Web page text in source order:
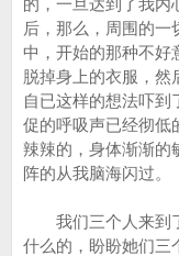
的，一旦达到了我内
后，那么，周围的
中，开始的那种不好
脱掉身上的衣服，然
自已这样的想法吓到
促的呼吸声已经彻低
辣辣的，身体渐渐的
阵的从我脑海闪过。
我们三个人来到了
什么的，盼盼她们三